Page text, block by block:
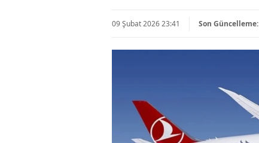
09 Şubat 2026 23:41 Son Güncelleme: